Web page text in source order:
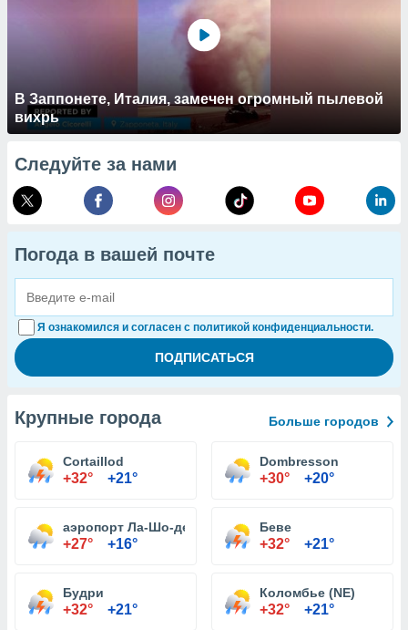
В Заппонете, Италия, замечен огромный пылевой
вихрь
Следуйте за нами
Погода в вашей почте
Я ознакомился и согласен с политикой конфиденциальности.
Крупные города Больше городов
Cortaillod
+32° +21°
Dombresson
+30° +20°
аэропорт Ла-Шо-де-Фон
+27° +16°
Беве
+32° +21°
Будри
+32° +21°
Коломбье (NE)
+32° +21°